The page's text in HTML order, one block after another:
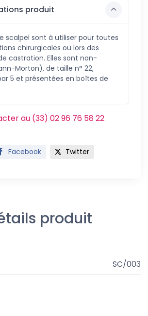
produit
scalpel sont à utiliser pour toutes
chirurgicales ou lors des
castration. Elles sont non-
Morton), de taille n° 22,
5 et présentées en boîtes de
au (33) 02 96 76 58 22
Facebook Twitter
produit
SC/003